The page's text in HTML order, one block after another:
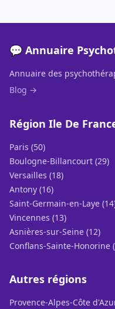
💬 Annuaire
Annuaire des
Blog →
Région Ile De
Paris (50)
Boulogne-Billancourt (29)
Versailles (18)
Antony (16)
Saint-Germain-en-Laye
Vincennes (13)
Asnières-sur-Seine (12)
Conflans-Sainte-Honorine
Autres régions
Provence-Alpes-Côte